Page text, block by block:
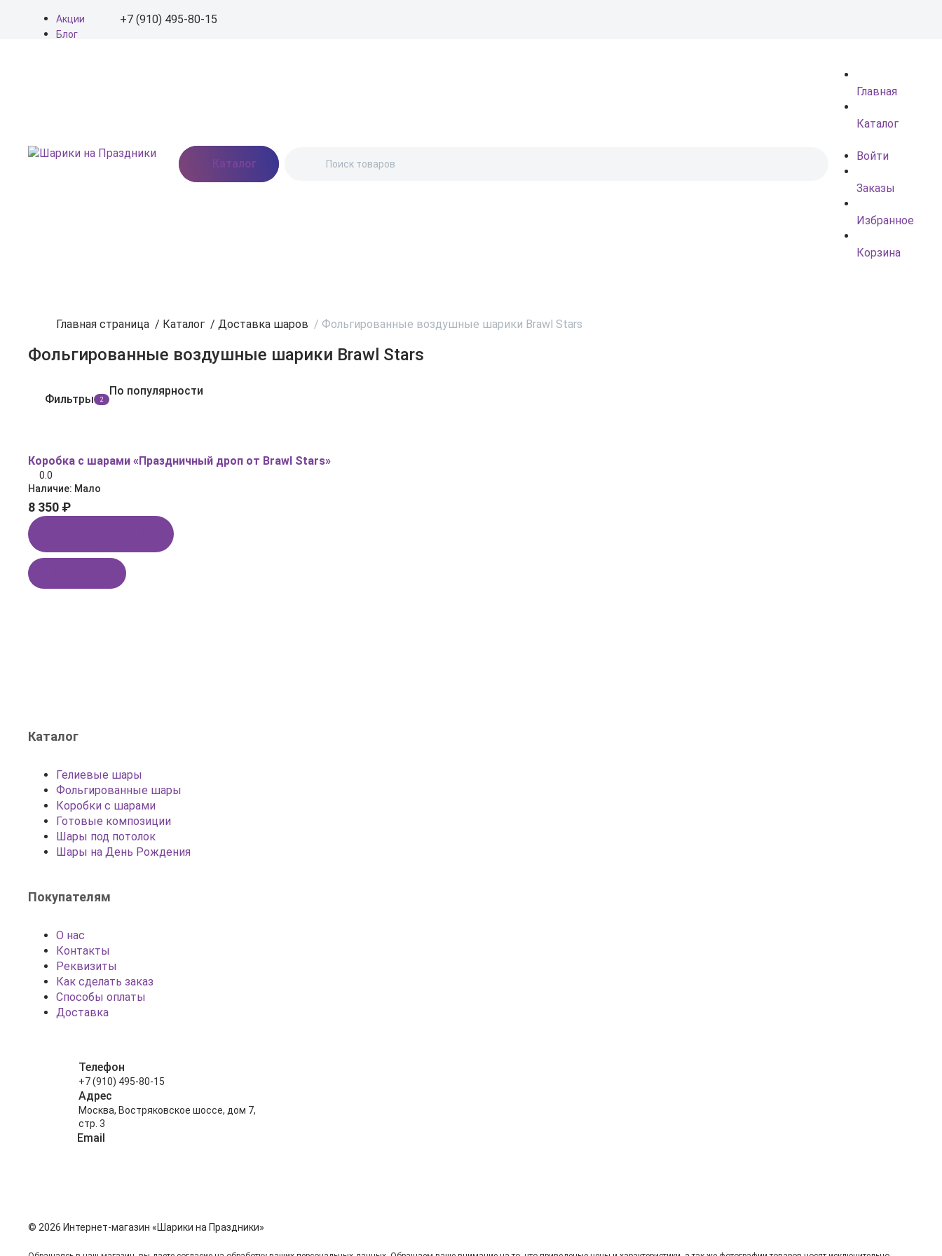
Акции
Блог
+7 (910) 495-80-15
Москва, Востряковское
шоссе, дом 7, стр. 3
Каталог
Главная
Каталог
Войти
Заказы
Избранное
Корзина
Главная страница / Каталог / Доставка шаров / Фольгированные воздушные шарики Brawl Stars
Фольгированные воздушные шарики Brawl Stars
Фильтры 2
По популярности
Коробка с шарами «Праздничный дроп от Brawl Stars»
0.0
Наличие: Мало
8 350 ₽
Каталог
Гелиевые шары
Фольгированные шары
Коробки с шарами
Готовые композиции
Шары под потолок
Шары на День Рождения
Покупателям
О нас
Контакты
Реквизиты
Как сделать заказ
Способы оплаты
Доставка
Телефон
+7 (910) 495-80-15
Адрес
Москва, Востряковское шоссе, дом 7,
стр. 3
Email
© 2026 Интернет-магазин «Шарики на Праздники»